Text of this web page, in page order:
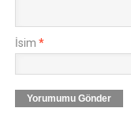
İsim *
Yorumumu Gönder